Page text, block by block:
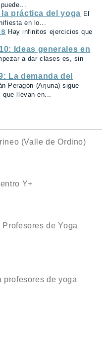
práctica del yoga El
en lo...
Hay infinitos ejercicios que
Ideas generales en
a dar clases es, sin
La demanda del
Peragón (Arjuna) sigue
llevan en...
(Valle de Ordino)
Y+
de Yoga
profesores de yoga